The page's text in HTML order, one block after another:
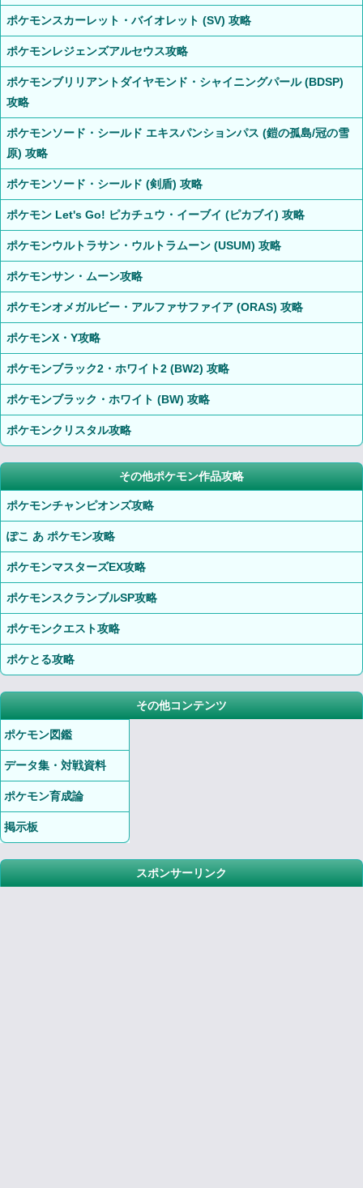
ポケモンスカーレット・バイオレット (SV) 攻略
ポケモンレジェンズアルセウス攻略
ポケモンブリリアントダイヤモンド・シャイニングパール (BDSP)
攻略
ポケモンソード・シールド エキスパンションパス (鎧の孤島/冠の雪
原) 攻略
ポケモンソード・シールド (剣盾) 攻略
ポケモン Let's Go! ピカチュウ・イーブイ (ピカブイ) 攻略
ポケモンウルトラサン・ウルトラムーン (USUM) 攻略
ポケモンサン・ムーン攻略
ポケモンオメガルビー・アルファサファイア (ORAS) 攻略
ポケモンX・Y攻略
ポケモンブラック2・ホワイト2 (BW2) 攻略
ポケモンブラック・ホワイト (BW) 攻略
ポケモンクリスタル攻略
その他ポケモン作品攻略
ポケモンチャンピオンズ攻略
ぽこ あ ポケモン攻略
ポケモンマスターズEX攻略
ポケモンスクランブルSP攻略
ポケモンクエスト攻略
ポケとる攻略
その他コンテンツ
ポケモン図鑑
データ集・対戦資料
ポケモン育成論
掲示板
スポンサーリンク